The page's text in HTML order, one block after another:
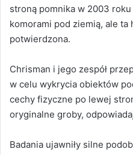
stroną pomnika w 2003
komorami pod ziemią, ale ta
potwierdzona.
Chrisman i jego zespół
w celu wykrycia obiektów
cechy fizyczne po lewej
oryginalne groby,
Badania ujawniły silne